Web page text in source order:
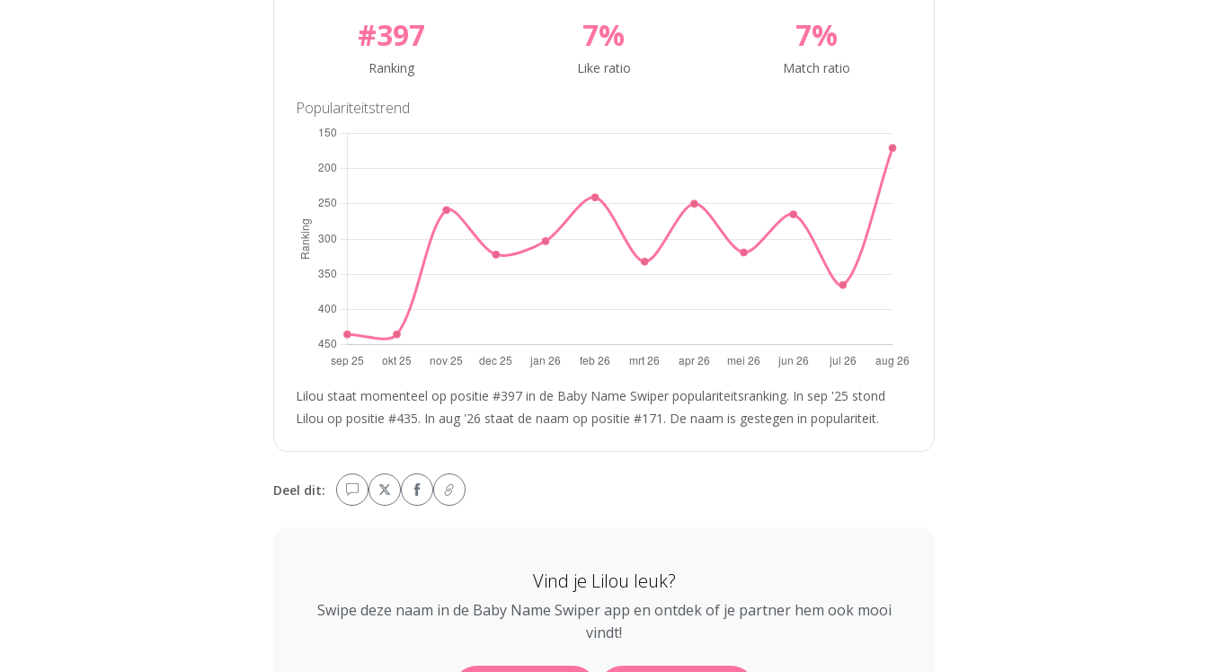
#397
Ranking
7%
Like ratio
7%
Match ratio
Populariteitstrend
Lilou staat momenteel op positie #397 in de Baby Name Swiper populariteitsranking. In sep '25 stond
Lilou op positie #435. In aug '26 staat de naam op positie #171. De naam is gestegen in populariteit.
Deel dit:
Vind je Lilou leuk?
Swipe deze naam in de Baby Name Swiper app en ontdek of je partner hem ook mooi
vindt!